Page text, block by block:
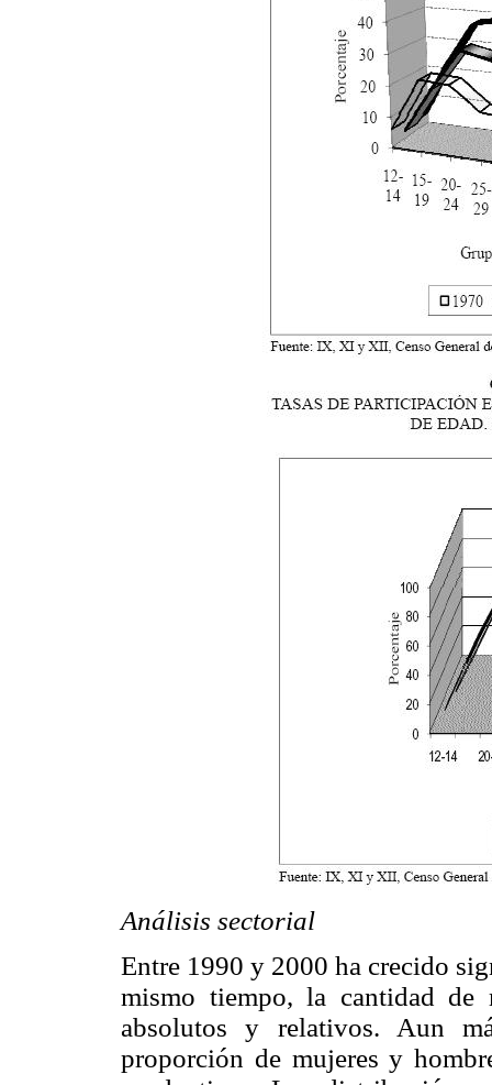
Análisis sectorial
Entre 1990 y 2000 ha crecido
mismo tiempo, la cantidad de
absolutos y relativos. Aun
proporción de mujeres y